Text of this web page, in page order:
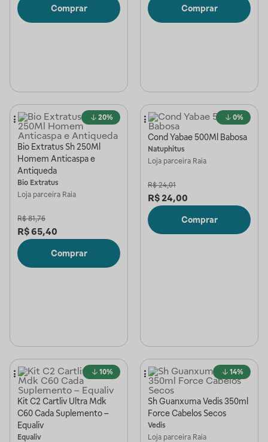
Comprar Comprar
20%
Bio Extratus Sh 250Ml
Homem Anticaspa e
Antiqueda
Bio Extratus
Loja parceira Raia
R$ 81,76
R$65,40
Comprar
0%
Cond Yabae 500Ml Babosa
Natuphitus
Loja parceira Raia
R$ 24,01
R$ 24,00
Comprar
10%
Kit C2 Cartliv Ultra Mdk
C60 Cada Suplemento –
Equaliv
Equaliv
14%
Sh Guanxuma Vedis 350ml
Force Cabelos Secos
Vedis
Loja parceira Raia